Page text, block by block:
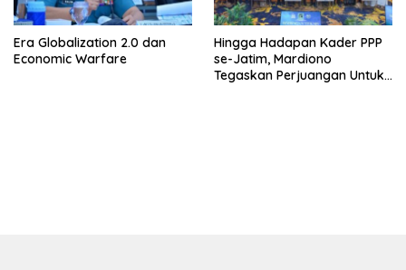
Era Globalization 2.0 dan
Economic Warfare
Hingga Hadapan Kader PPP
se-Jatim, Mardiono
Tegaskan Perjuangan Untuk